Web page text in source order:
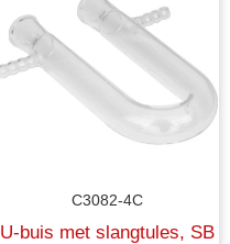
C3082-4C
U-buis met slangtules, SB